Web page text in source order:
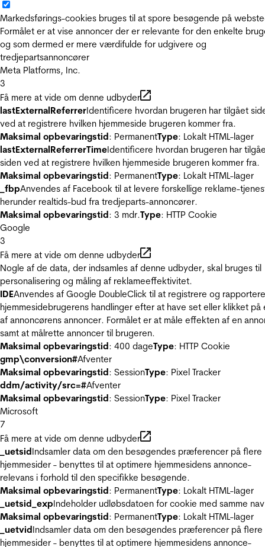
Markedsførings-cookies bruges til at spore besøgende på
Formålet er at vise annoncer der er relevante for den enkelte
og som dermed er mere værdifulde for udgivere og
tredjepartsannoncører
Meta Platforms, Inc.
3
Få mere at vide om denne udbyder
lastExternalReferrerIdentificere hvordan brugeren har tilgået
ved at registrere hvilken hjemmeside brugeren kommer fra.
Maksimal opbevaringstid: PermanentType: Lokalt HTML-lager
lastExternalReferrerTimeIdentificere hvordan brugeren har
siden ved at registrere hvilken hjemmeside brugeren kommer fra.
Maksimal opbevaringstid: PermanentType: Lokalt HTML-lager
_fbpAnvendes af Facebook til at levere forskellige reklame-
herunder realtids-bud fra tredjeparts-annoncører.
Maksimal opbevaringstid: 3 mdr.Type: HTTP Cookie
Google
3
Få mere at vide om denne udbyder
Nogle af de data, der indsamles af denne udbyder, skal bruges til
personalisering og måling af reklameeffektivitet.
IDEAnvendes af Google DoubleClick til at registrere og
hjemmesidebrugerens handlinger efter at have set eller klikket på
af annoncørens annoncer. Formålet er at måle effekten af en
samt at målrette annoncer til brugeren.
Maksimal opbevaringstid: 400 dageType: HTTP Cookie
gmp\conversion#Afventer
Maksimal opbevaringstid: SessionType: Pixel Tracker
ddm/activity/src=#Afventer
Maksimal opbevaringstid: SessionType: Pixel Tracker
Microsoft
7
Få mere at vide om denne udbyder
_uetsidIndsamler data om den besøgendes præferencer på flere
hjemmesider - benyttes til at optimere hjemmesidens annonce-
relevans i forhold til den specifikke besøgende.
Maksimal opbevaringstid: PermanentType: Lokalt HTML-lager
_uetsid_expIndeholder udløbsdatoen for cookie med samme
Maksimal opbevaringstid: PermanentType: Lokalt HTML-lager
_uetvidIndsamler data om den besøgendes præferencer på flere
hjemmesider - benyttes til at optimere hjemmesidens annonce-